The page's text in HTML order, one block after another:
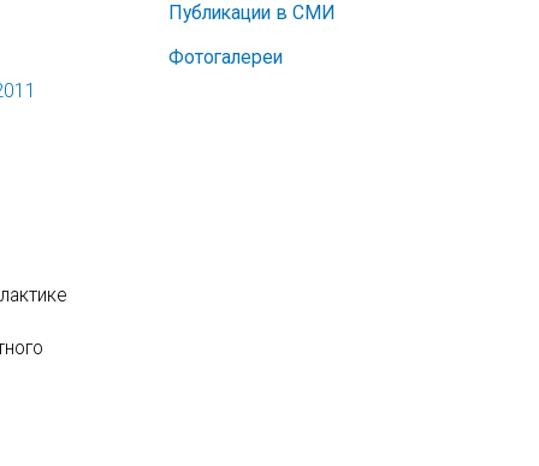
Публикации в СМИ
Фотогалереи